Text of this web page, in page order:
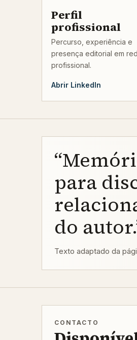
Perfil
profissional
Percurso, experiência e
presença editorial em
profissional.
Abrir LinkedIn
para
do
Texto adaptado da
CONTACTO